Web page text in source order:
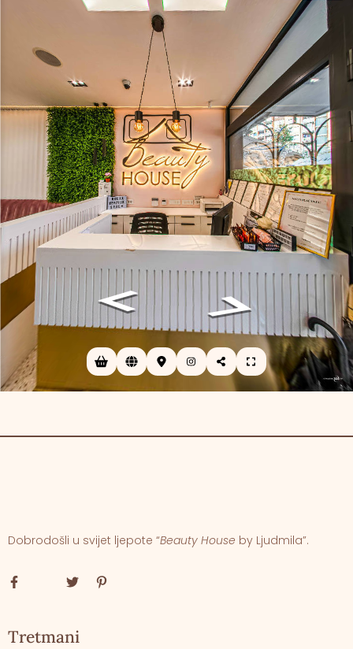
Dobrodošli u svijet ljepote “Beauty House by Ljudmila”.
Tretmani